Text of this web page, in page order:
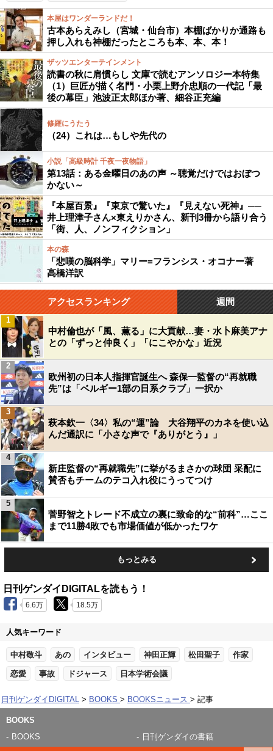
本屋はワンダーランドだ！
古本あらえみし（宮城・仙台市）本棚ばかりか通路も
押し入れも神棚だったところも本、本、本！
ザッツエンターテインメント
読書の秋に肩慣らし 文庫で読むアンソロジー本特集
（1）巨匠が描く名門・小栗上野介忠順の一代記「最
後の幕臣」池波正太郎ほか著、細谷正充編
修羅にうたう
（24）これは…もしや先代の
小説「高級時計 千夜一夜物語」
第13話：ある金曜日のあの声 ～聴覚だけではおぼつ
かない～
『本屋百景』『東京で驚いた』『見えない死神』──
井上理津子さん×東えりかさん、新刊3冊から語り合う
「街、人、ノンフィクション」
本の森
「悲嘆の脳科学」マリー=フランシス・オコナー著
高橋洋訳
アクセスランキング 週間
中村倫也が「風、薫る」に大貢献…妻・水卜麻美アナ
との「ずっと仲良く」「にこやかな」近況
1
欧州初の日本人指揮官誕生へ 森保一監督の“再就職
先”は「ベルギー1部の日系クラブ」一択か
2
萩本欽一〈34〉私の“運”論 大谷翔平のカネを使い込
んだ通訳に「小さな声で『ありがとう』」
3
新庄監督の“再就職先”に挙がるまさかの球団 采配に
賛否もチームのテコ入れ役にうってつけ
4
菅野智之トレード不成立の裏に致命的な“前科”…ここ
まで11勝4敗でも市場価値が低かったワケ
5
もっとみる
日刊ゲンダイDIGITALを読もう！
6.6万 18.5万
人気キーワード
中村敬斗 あの インタビュー 神田正輝 松田聖子 作家
恋愛 事故 ドジャース 日本学術会議
日刊ゲンダイDIGITAL BOOKS BOOKSニュース 記事
BOOKS
BOOKS
日刊ゲンダイの書籍